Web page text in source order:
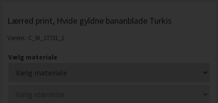
Lærred print, Hvide gyldne bananblade Turkis
Varenr.: C_M_27721_1
Vælg materiale